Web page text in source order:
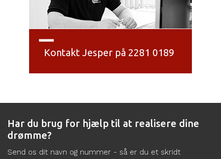
Kontakt Jesper på 2281 0189
Har du brug for hjælp til at realisere dine
drømme?
Send os dit navn og nummer - så er du et skridt